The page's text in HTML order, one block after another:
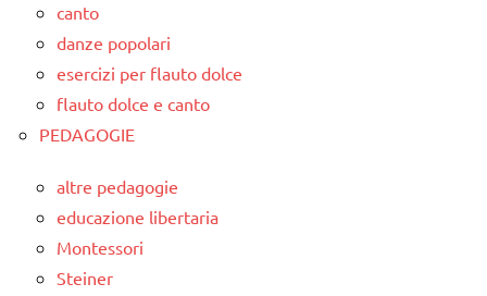
canto
danze popolari
esercizi per flauto dolce
flauto dolce e canto
PEDAGOGIE
altre pedagogie
educazione libertaria
Montessori
Steiner